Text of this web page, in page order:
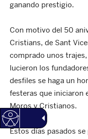
ganando prestigio.
Con motivo del 50
Cristians, de Sant
comprado unos
lucieron los
desfiles se haga un
festeras que iniciaron
Moros y Cristianos.
Estos días pasados